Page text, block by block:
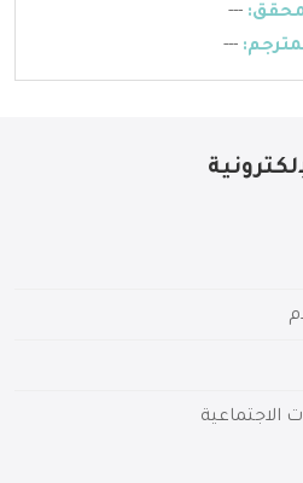
---
---
الاجتماعية